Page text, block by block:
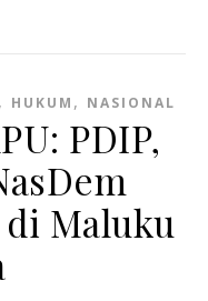
, HUKUM , NASIONAL
PDIP,
Maluku